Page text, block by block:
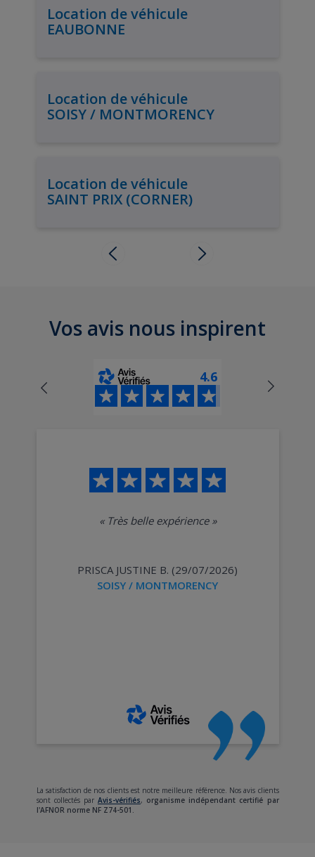
Location de véhicule
EAUBONNE
Location de véhicule
SOISY / MONTMORENCY
Location de véhicule
SAINT PRIX (CORNER)
Vos avis nous inspirent
4.6
« Très belle expérience»
PRISCA JUSTINE B. (29/07/2026)
SOISY / MONTMORENCY
La satisfaction de nos clients est notre meilleure référence. Nos avis clients
sont collectés par Avis-vérifiés, organisme indépendant certifié par
l'AFNOR norme NF Z74-501.